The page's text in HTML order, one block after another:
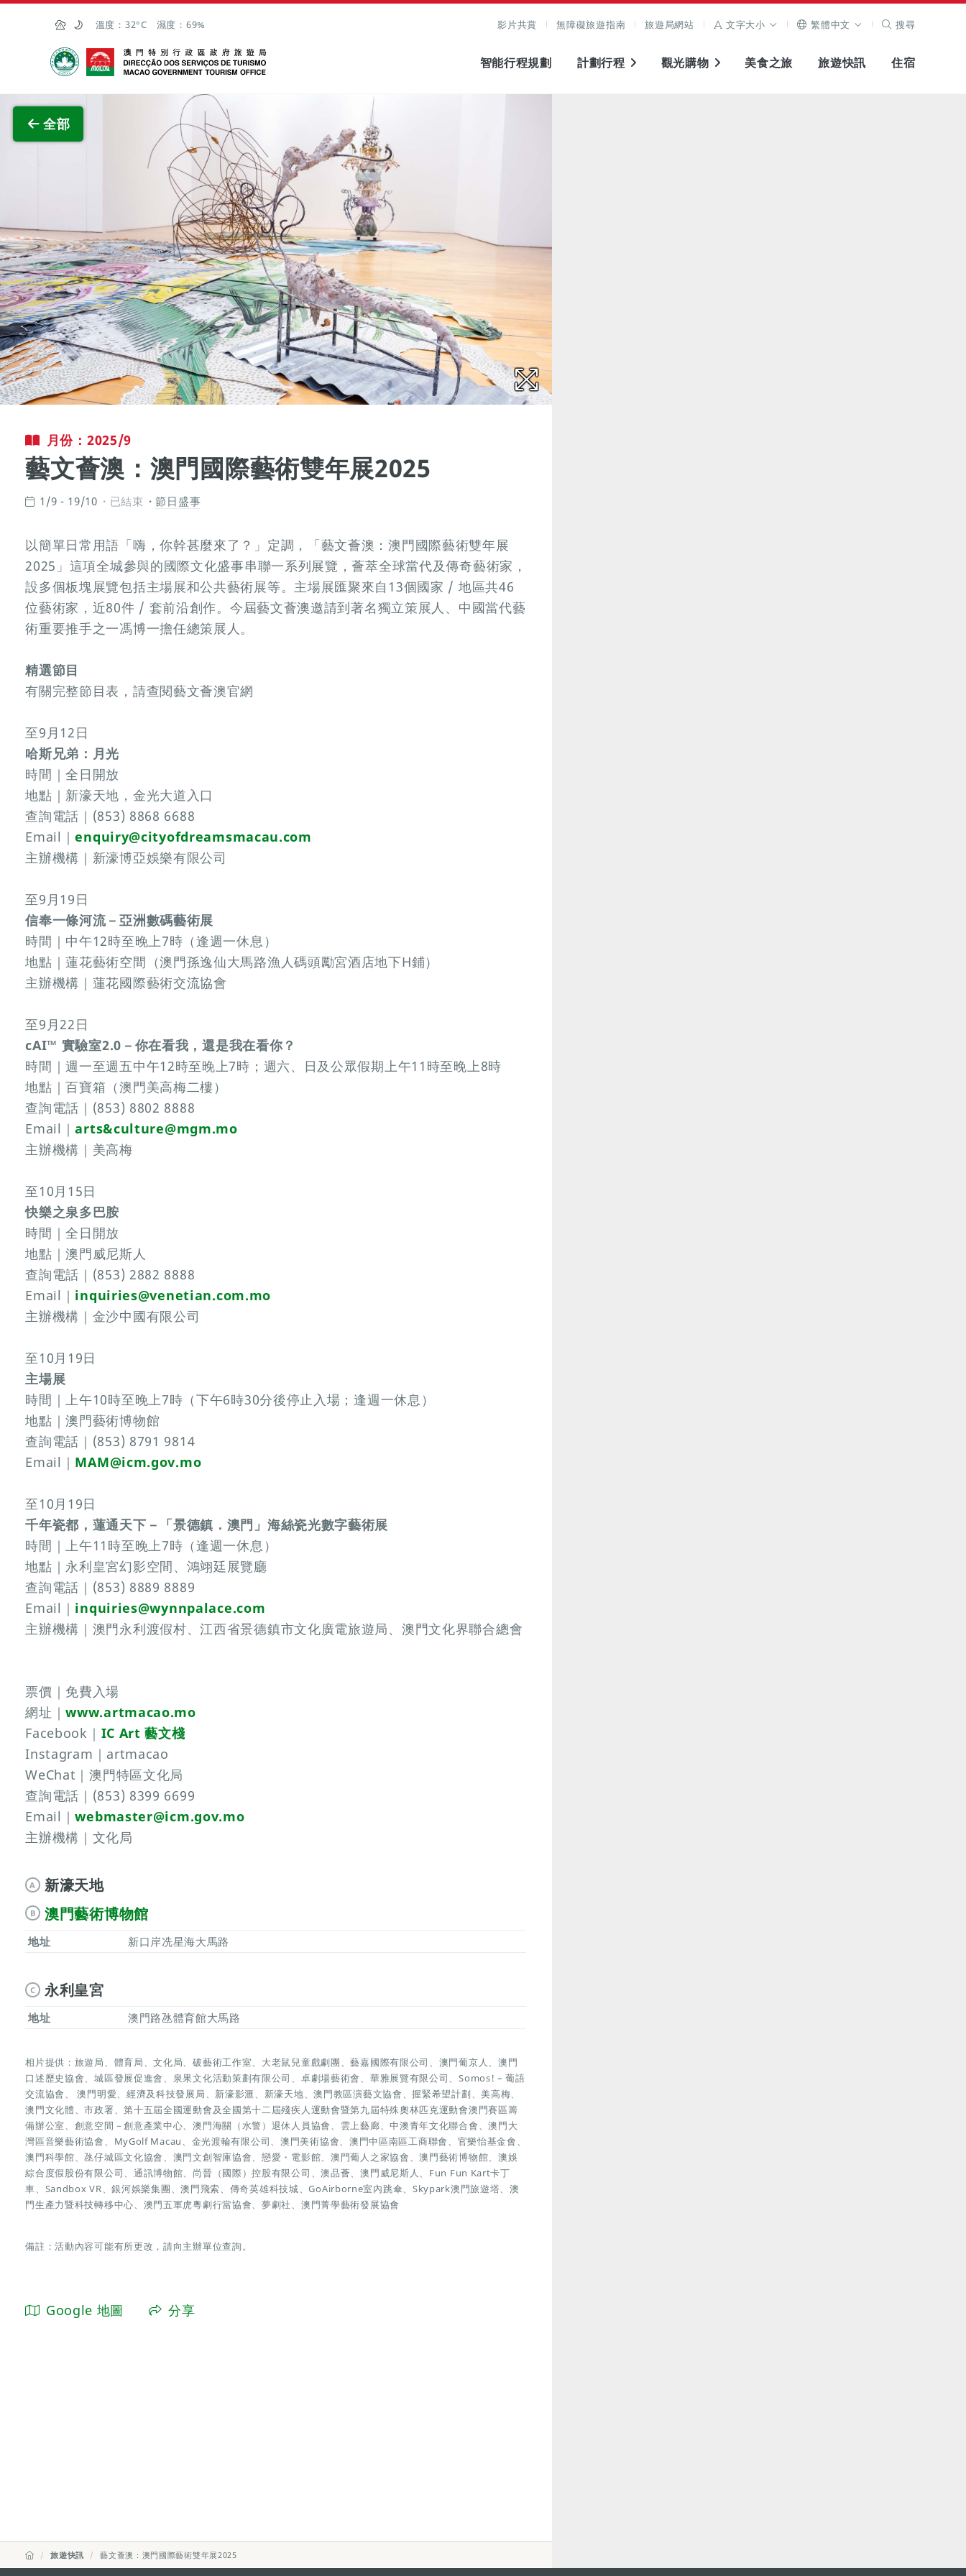
跳至主内容
溫度： 32°C 濕度： 69% 影片共賞 無障礙旅遊指南 旅遊局網站 文字大小 繁體中文 搜尋
澳門特別行政區政府旅遊局
智能行程規劃 計劃行程 觀光購物 美食之旅 旅遊快訊 住宿
全部
月份：2025/9
藝文薈澳：澳門國際藝術雙年展2025
1/9 - 19/10 已結束 節日盛事
以簡單日常用語「嗨，你幹甚麼來了？」定調，「藝文薈澳：澳門國際藝術雙年展
2025」這項全城參與的國際文化盛事串聯一系列展覽，薈萃全球當代及傳奇藝術家，
設多個板塊展覽包括主場展和公共藝術展等。主場展匯聚來自13個國家 / 地區共46
位藝術家，近80件 / 套前沿創作。今屆藝文薈澳邀請到著名獨立策展人、中國當代藝
術重要推手之一馮博一擔任總策展人。
精選節目
有關完整節目表，請查閱藝文薈澳官網
至9月12日
哈斯兄弟：月光
時間｜全日開放
地點｜新濠天地，金光大道入口
查詢電話｜(853) 8868 6688
Email｜enquiry@cityofdreamsmacau.com
主辦機構｜新濠博亞娛樂有限公司
至9月19日
信奉一條河流－亞洲數碼藝術展
時間｜中午12時至晚上7時（逢週一休息）
地點｜蓮花藝術空間（澳門孫逸仙大馬路漁人碼頭勵宮酒店地下H鋪）
主辦機構｜蓮花國際藝術交流協會
至9月22日
cAI™ 實驗室2.0－你在看我，還是我在看你？
時間｜週一至週五中午12時至晚上7時；週六、日及公眾假期上午11時至晚上8時
地點｜百寶箱（澳門美高梅二樓）
查詢電話｜(853) 8802 8888
Email｜arts&culture@mgm.mo
主辦機構｜美高梅
至10月15日
快樂之泉多巴胺
時間｜全日開放
地點｜澳門威尼斯人
查詢電話｜(853) 2882 8888
Email｜ inquiries@venetian.com.mo
主辦機構｜金沙中國有限公司
至10月19日
主場展
時間｜上午10時至晚上7時（下午6時30分後停止入場；逢週一休息）
地點｜澳門藝術博物館
查詢電話｜(853) 8791 9814
Email｜ MAM@icm.gov.mo
至10月19日
千年瓷都，蓮通天下－「景德鎮．澳門」海絲瓷光數字藝術展
時間｜上午11時至晚上7時（逢週一休息）
地點｜永利皇宮幻影空間、鴻翊廷展覽廳
查詢電話｜(853) 8889 8889
Email｜ inquiries@wynnpalace.com
主辦機構｜澳門永利渡假村、江西省景德鎮市文化廣電旅遊局、澳門文化界聯合總會
票價｜免費入場
網址｜www.artmacao.mo
Facebook｜ IC Art 藝文棧
Instagram｜artmacao
WeChat｜澳門特區文化局
查詢電話｜(853) 8399 6699
Email｜webmaster@icm.gov.mo
主辦機構｜文化局
A 新濠天地
B 澳門藝術博物館
地址 新口岸冼星海大馬路
C 永利皇宮
地址 澳門路氹體育館大馬路
相片提供：旅遊局、體育局、文化局、破藝術工作室、大老鼠兒童戲劇團、藝嘉國際有限公司、澳門葡京人、澳門
口述歷史協會、城區發展促進會、泉果文化活動策劃有限公司、卓劇場藝術會、華雅展覽有限公司、Somos! – 葡語
交流協會、 澳門明愛、經濟及科技發展局、新濠影滙、新濠天地、澳門教區演藝文協會、握緊希望計劃、美高梅、
澳門文化體、市政署、第十五屆全國運動會及全國第十二屆殘疾人運動會暨第九屆特殊奧林匹克運動會澳門賽區籌
備辦公室、創意空間－創意產業中心、澳門海關（水警）退休人員協會、雲上藝廊、中澳青年文化聯合會、澳門大
灣區音樂藝術協會、MyGolf Macau、金光渡輪有限公司、澳門美術協會、澳門中區南區工商聯會、官樂怡基金會、
澳門科學館、氹仔城區文化協會、澳門文創智庫協會、戀愛・電影館、澳門葡人之家協會、澳門藝術博物館、澳娛
綜合度假股份有限公司、通訊博物館、尚晉（國際）控股有限公司、澳品薈、澳門威尼斯人、Fun Fun Kart卡丁
車、Sandbox VR、銀河娛樂集團、澳門飛索、傳奇英雄科技城、GoAirborne室內跳傘、Skypark澳門旅遊塔、澳
門生產力暨科技轉移中心、澳門五軍虎粵劇行當協會、夢劇社、澳門菁學藝術發展協會
備註：活動內容可能有所更改，請向主辦單位查詢。
Google 地圖 分享
旅遊快訊 藝文薈澳：澳門國際藝術雙年展2025